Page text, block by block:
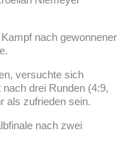
nach gewonnener
versuchte sich
drei Runden (4:9,
als zufrieden sein.
nach zwei